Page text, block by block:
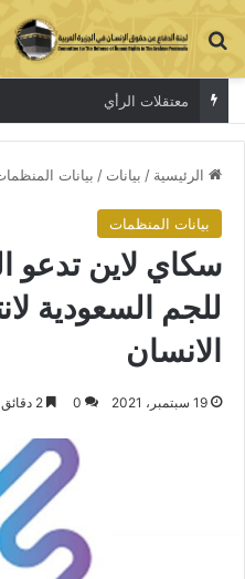
بحث عن
معتقلات الرأي
الرئيسية / بيانات / بيانات
بيانات المنظمات
سكاي لاين تدعو
للجم السعودية
الانسان
19 سبتمبر، 2021 0